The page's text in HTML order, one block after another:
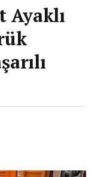
Ayaklı